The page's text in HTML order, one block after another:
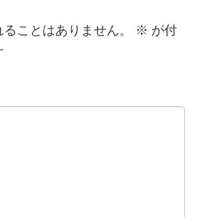
ことはありません。 ※ が付